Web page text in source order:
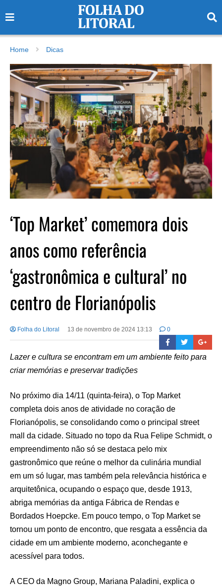
Home Dicas
‘Top Market’ comemora dois
anos como referência
‘gastronômica e cultural’ no
centro de Florianópolis
Folha do Litoral 13 de novembro de 2024 13:13 0
Lazer e cultura se encontram em um ambiente feito para
criar memórias e preservar tradições
No próximo dia 14/11 (quinta-feira), o Top Market
completa dois anos de atividade no coração de
Florianópolis, se consolidando como o principal street
mall da cidade. Situado no topo da Rua Felipe Schmidt, o
empreendimento não só se destaca pelo mix
gastronômico que reúne o melhor da culinária mundial
em um só lugar, mas também pela relevância histórica e
arquitetônica, ocupando o espaço que, desde 1913,
abriga memórias da antiga Fábrica de Rendas e
Bordados Hoepcke. Em pouco tempo, o Top Market se
tornou um ponto de encontro, que resgata a essência da
cidade em um ambiente moderno, aconchegante e
acessível para todos.
A CEO da Magno Group, Mariana Paladini, explica o